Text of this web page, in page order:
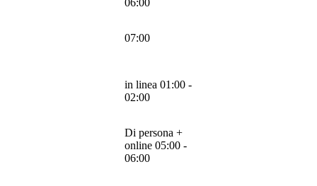
07:00
in linea 01:00 -
02:00
Di persona +
online 05:00 -
06:00